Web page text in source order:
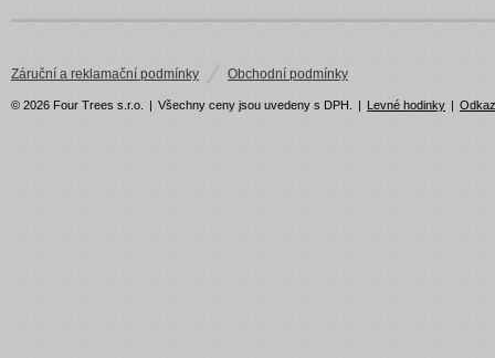
Záruční a reklamační podmínky Obchodní podmínky
© 2026 Four Trees s.r.o. | Všechny ceny jsou uvedeny s DPH. | Levné hodinky |